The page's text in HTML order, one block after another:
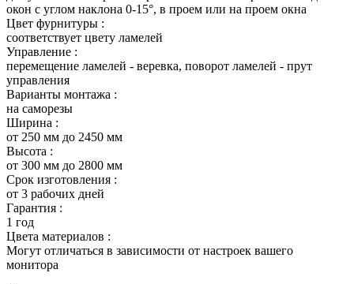
окон с углом наклона 0-15°, в проем или на проем окна
Цвет фурнитуры :
соответствует цвету ламелей
Управление :
перемещение ламелей - веревка, поворот ламелей - прут
управления
Варианты монтажа :
на саморезы
Ширина :
от 250 мм до 2450 мм
Высота :
от 300 мм до 2800 мм
Срок изготовления :
от 3 рабочих дней
Гарантия :
1 год
Цвета материалов :
Могут отличаться в зависимости от настроек вашего
монитора